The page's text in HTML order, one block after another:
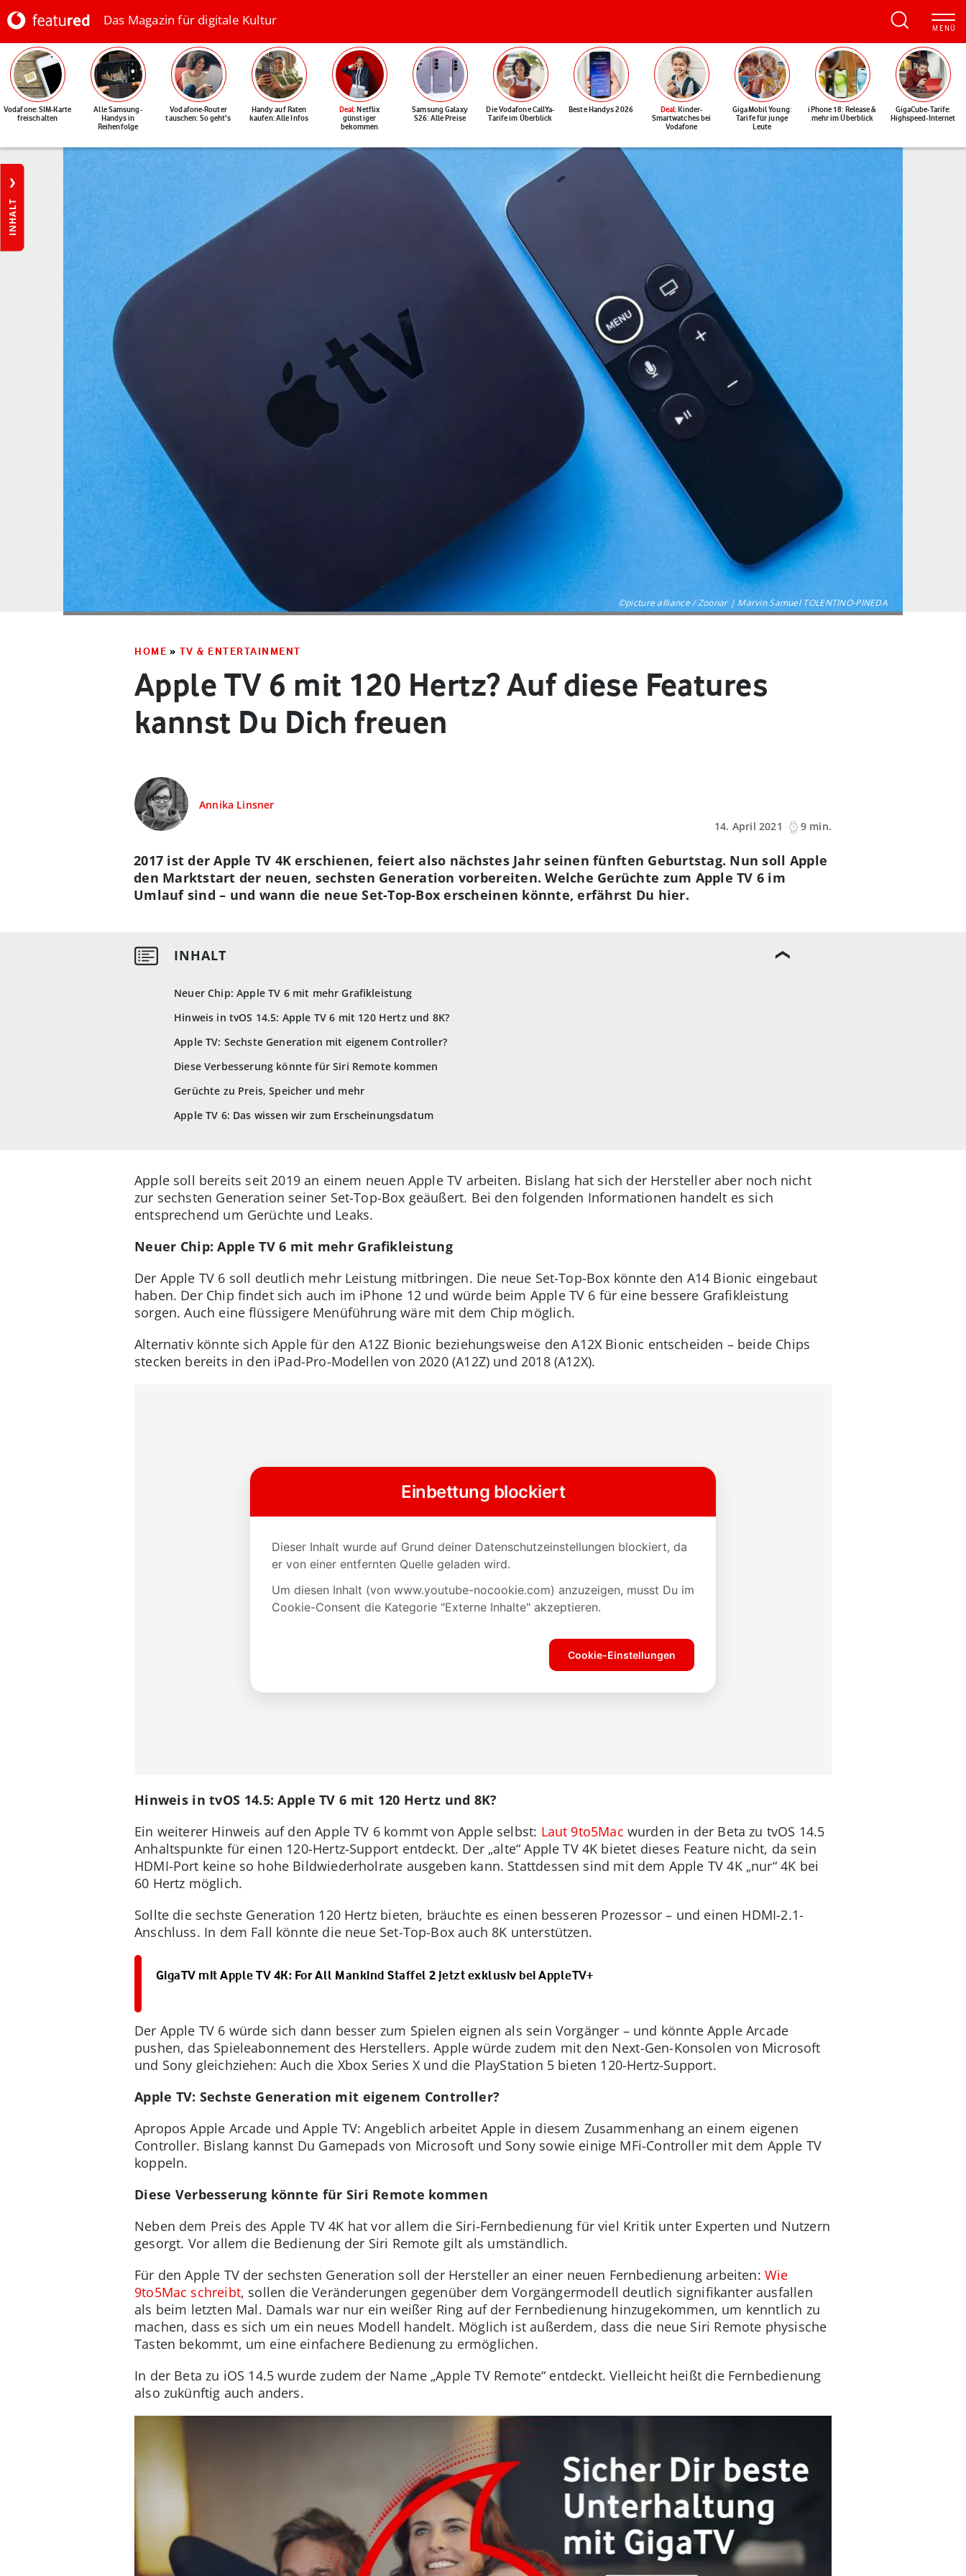
Das Magazin für digitale Kultur
Vodafone: SIM-Karte
freischalten
Alle Samsung-
Handys in
Reihenfolge
Vodafone-Router
tauschen: So geht's
Handy auf Raten
kaufen: Alle Infos
Deal: Netflix
günstiger
bekommen
Samsung Galaxy
S26: Alle Preise
Die Vodafone CallYa-
Tarife im Überblick
Beste Handys 2026 Deal: Kinder-
Smartwatches bei
Vodafone
GigaMobil Young:
Tarife für junge
Leute
iPhone 18: Release &
mehr im Überblick
GigaCube-Tarife:
Highspeed-Internet
INHALT
©picture alliance / Zoonar | Marvin Samuel TOLENTINO-PINEDA
HOME » TV & ENTERTAINMENT
Apple TV 6 mit 120 Hertz? Auf diese Features
kannst Du Dich freuen
Annika Linsner
14. April 2021
9 min.
Neuer Chip: Apple TV 6 mit mehr Grafikleistung
Hinweis in tvOS 14.5: Apple TV 6 mit 120 Hertz und 8K?
Apple TV: Sechste Generation mit eigenem Controller?
Diese Verbesserung könnte für Siri Remote kommen
Gerüchte zu Preis, Speicher und mehr
Apple TV 6: Das wissen wir zum Erscheinungsdatum
2017 ist der Apple TV 4K erschienen, feiert also nächstes Jahr seinen fünften Geburtstag. Nun soll Apple
den Marktstart der neuen, sechsten Generation vorbereiten. Welche Gerüchte zum Apple TV 6 im
Umlauf sind – und wann die neue Set-Top-Box erscheinen könnte, erfährst Du hier.
Apple soll bereits seit 2019 an einem neuen Apple TV arbeiten. Bislang hat sich der Hersteller aber noch nicht
zur sechsten Generation seiner Set-Top-Box geäußert. Bei den folgenden Informationen handelt es sich
entsprechend um Gerüchte und Leaks.
Neuer Chip: Apple TV 6 mit mehr Grafikleistung
Der Apple TV 6 soll deutlich mehr Leistung mitbringen. Die neue Set-Top-Box könnte den A14 Bionic eingebaut
haben. Der Chip findet sich auch im iPhone 12 und würde beim Apple TV 6 für eine bessere Grafikleistung
sorgen. Auch eine flüssigere Menüführung wäre mit dem Chip möglich.
Alternativ könnte sich Apple für den A12Z Bionic beziehungsweise den A12X Bionic entscheiden – beide Chips
stecken bereits in den iPad-Pro-Modellen von 2020 (A12Z) und 2018 (A12X).
Hinweis in tvOS 14.5: Apple TV 6 mit 120 Hertz und 8K?
Ein weiterer Hinweis auf den Apple TV 6 kommt von Apple selbst: Laut 9to5Mac wurden in der Beta zu tvOS 14.5
Anhaltspunkte für einen 120-Hertz-Support entdeckt. Der „alte“ Apple TV 4K bietet dieses Feature nicht, da sein
HDMI-Port keine so hohe Bildwiederholrate ausgeben kann. Stattdessen sind mit dem Apple TV 4K „nur“ 4K bei
60 Hertz möglich.
Sollte die sechste Generation 120 Hertz bieten, bräuchte es einen besseren Prozessor – und einen HDMI-2.1-
Anschluss. In dem Fall könnte die neue Set-Top-Box auch 8K unterstützen.
GigaTV mit Apple TV 4K: For All Mankind Staffel 2 jetzt exklusiv bei AppleTV+
Der Apple TV 6 würde sich dann besser zum Spielen eignen als sein Vorgänger – und könnte Apple Arcade
pushen, das Spieleabonnement des Herstellers. Apple würde zudem mit den Next-Gen-Konsolen von Microsoft
und Sony gleichziehen: Auch die Xbox Series X und die PlayStation 5 bieten 120-Hertz-Support.
Apple TV: Sechste Generation mit eigenem Controller?
Apropos Apple Arcade und Apple TV: Angeblich arbeitet Apple in diesem Zusammenhang an einem eigenen
Controller. Bislang kannst Du Gamepads von Microsoft und Sony sowie einige MFi-Controller mit dem Apple TV
koppeln.
Diese Verbesserung könnte für Siri Remote kommen
Neben dem Preis des Apple TV 4K hat vor allem die Siri-Fernbedienung für viel Kritik unter Experten und Nutzern
gesorgt. Vor allem die Bedienung der Siri Remote gilt als umständlich.
Für den Apple TV der sechsten Generation soll der Hersteller an einer neuen Fernbedienung arbeiten: Wie
9to5Mac schreibt, sollen die Veränderungen gegenüber dem Vorgängermodell deutlich signifikanter ausfallen
als beim letzten Mal. Damals war nur ein weißer Ring auf der Fernbedienung hinzugekommen, um kenntlich zu
machen, dass es sich um ein neues Modell handelt. Möglich ist außerdem, dass die neue Siri Remote physische
Tasten bekommt, um eine einfachere Bedienung zu ermöglichen.
In der Beta zu iOS 14.5 wurde zudem der Name „Apple TV Remote“ entdeckt. Vielleicht heißt die Fernbedienung
also zukünftig auch anders.